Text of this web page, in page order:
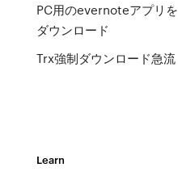
PC用のevernoteアプリを
ダウンロード
Trx強制ダウンロード急流
Learn